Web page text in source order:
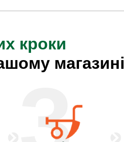
кроки
магазині